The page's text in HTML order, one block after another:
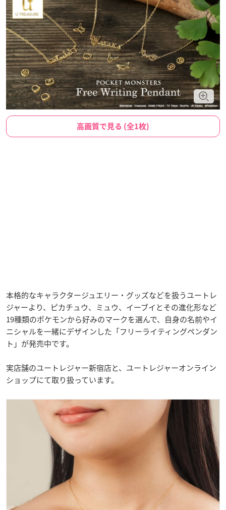
高画質で見る (全1枚)
本格的なキャラクタージュエリー・グッズなどを扱うユートレ
ジャーより、ピカチュウ、ミュウ、イーブイとその進化形など
19種類のポケモンから好みのマークを選んで、自身の名前やイ
ニシャルを一緒にデザインした「フリーライティングペンダン
ト」が発売中です。
実店舗のユートレジャー新宿店と、ユートレジャーオンライン
ショップにて取り扱っています。